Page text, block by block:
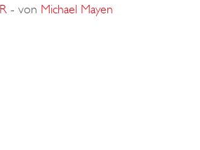
- von Michael Mayen